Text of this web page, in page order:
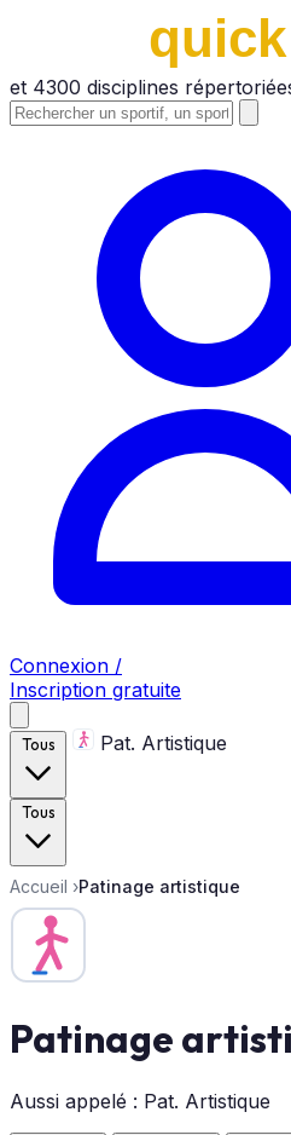
et 4300 disciplines
Connexion /
Inscription gratuite
Tous Pat. Artistique
Tous
Accueil ›Patinage artistique
Patinage
Aussi appelé : Pat. Artistique